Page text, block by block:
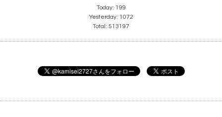
Today: 199
Yesterday: 1072
Total: 513197